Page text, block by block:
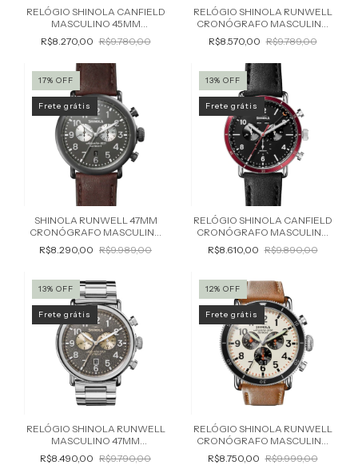
RELÓGIO SHINOLA CANFIELD
MASCULINO 45MM
S0120141501
R$8.270,00 R$9.780,00
RELÓGIO SHINOLA RUNWELL
CRONÓGRAFO MASCULINO
S0120194489
R$8.570,00 R$9.789,00
17% OFF
Frete grátis
SHINOLA RUNWELL 47MM
CRONÓGRAFO MASCULINO
S0120196379
R$8.290,00 R$9.989,00
13% OFF
Frete grátis
RELÓGIO SHINOLA CANFIELD
CRONÓGRAFO MASCULINO
45MM S0120208738
R$8.610,00 R$9.890,00
13% OFF
Frete grátis
RELÓGIO SHINOLA RUNWELL
MASCULINO 47MM
S0120161938
R$8.490,00 R$9.790,00
12% OFF
Frete grátis
RELÓGIO SHINOLA RUNWELL
CRONÓGRAFO MASCULINO
S0120183149
R$8.750,00 R$9.999,00